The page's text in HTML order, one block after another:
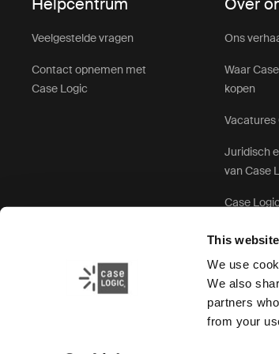
This
We use
We also
partners
from your
Helpcentrum
Veelgestelde vragen
Contact opnemen met
Case Logic
Over
Ons
Waar
kopen
Vacatures
Juridisch
van Case
Case